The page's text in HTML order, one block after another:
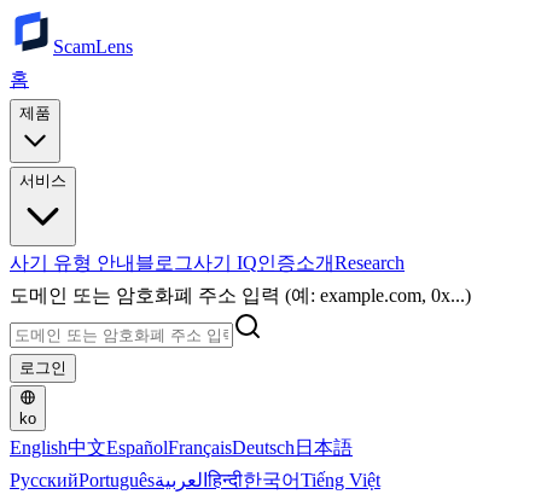
ScamLens
홈
제품
서비스
사기 유형 안내 블로그사기 IQ인증소개Research
도메인 또는 암호화폐 주소 입력 (예: example.com, 0x...)
로그인
ko
English中文EspañolFrançaisDeutsch 日本語
РусскийPortuguêsالعربيةहिन्दी한국어Tiếng Việt